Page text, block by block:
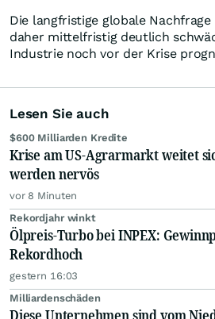
Die langfristige globale
daher mittelfristig deutlich
Industrie noch vor der Krise
Lesen Sie auch
$600 Milliarden Kredite
Krise am US-Agrarmarkt weitet
werden nervös
vor 8 Minuten
Rekordjahr winkt
Ölpreis-Turbo bei INPEX:
Rekordhoch
gestern 16:03
Milliardenschäden